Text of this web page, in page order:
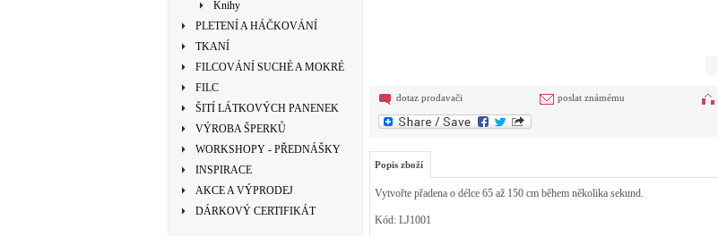
Knihy
PLETENÍ A HÁČKOVÁNÍ
TKANÍ
FILCOVÁNÍ SUCHÉ A MOKRÉ
FILC
ŠITÍ LÁTKOVÝCH PANENEK
VÝROBA ŠPERKŮ
WORKSHOPY - PŘEDNÁŠKY
INSPIRACE
AKCE A VÝPRODEJ
DÁRKOVÝ CERTIFIKÁT
dotaz prodavači poslat známému
Popis zboží
Vytvořte přadena o délce 65 až 150 cm během několika sekund.
Kód: LJ1001